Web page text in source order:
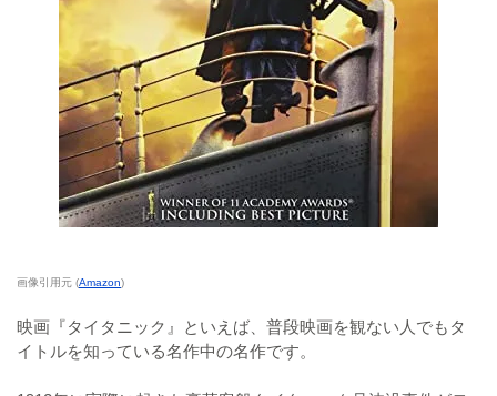
画像引用元 (Amazon)
映画『タイタニック』といえば、普段映画を観ない人でもタ
イトルを知っている名作中の名作です。